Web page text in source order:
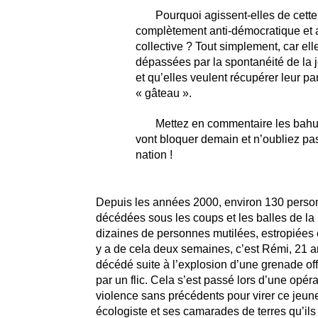
Pourquoi agissent-elles de
complètement anti-démocratique et
collective ? Tout simplement, car
dépassées par la spontanéité de la
et qu’elles veulent récupérer leur
« gâteau ».
Mettez en commentaire les
vont bloquer demain et n’oubliez
nation !
Depuis les années 2000, environ 130
décédées sous les coups et les balles de la
dizaines de personnes mutilées, estropiées
y a de cela deux semaines, c’est Rémi, 21
décédé suite à l’explosion d’une grenade
par un flic. Cela s’est passé lors d’une
violence sans précédents pour virer ce
écologiste et ses camarades de terres